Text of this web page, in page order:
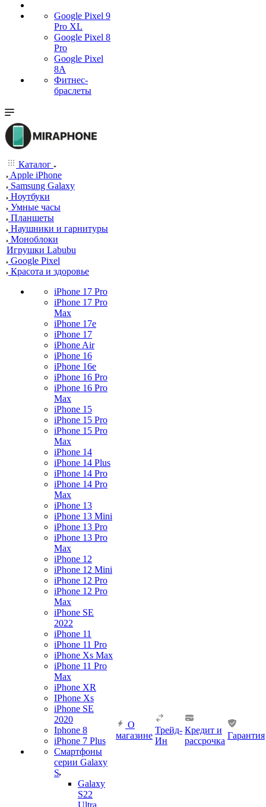
Google Pixel 9
Pro XL
Google Pixel 8
Pro
Google Pixel
8A
Фитнес-
браслеты
Каталог
Apple iPhone
Samsung Galaxy
Ноутбуки
Умные часы
Планшеты
Наушники и гарнитуры
Моноблоки
Игрушки Labubu
Google Pixel
Красота и здоровье
iPhone 17 Pro
iPhone 17 Pro
Max
iPhone 17e
iPhone 17
iPhone Air
iPhone 16
iPhone 16e
iPhone 16 Pro
iPhone 16 Pro
Max
iPhone 15
iPhone 15 Pro
iPhone 15 Pro
Max
iPhone 14
iPhone 14 Plus
iPhone 14 Pro
iPhone 14 Pro
Max
iPhone 13
iPhone 13 Mini
iPhone 13 Pro
iPhone 13 Pro
Max
iPhone 12
iPhone 12 Mini
iPhone 12 Pro
iPhone 12 Pro
Max
iPhone SE
2022
iPhone 11
iPhone 11 Pro
iPhone Xs Max
iPhone 11 Pro
Max
iPhone XR
IPhone Xs
iPhone SE
2020
Iphone 8
iPhone 7 Plus
Смартфоны
серии Galaxy
S
Galaxy
S22
Ultra
О
магазине
Трейд-
Ин
Кредит и
рассрочка
Гарантия